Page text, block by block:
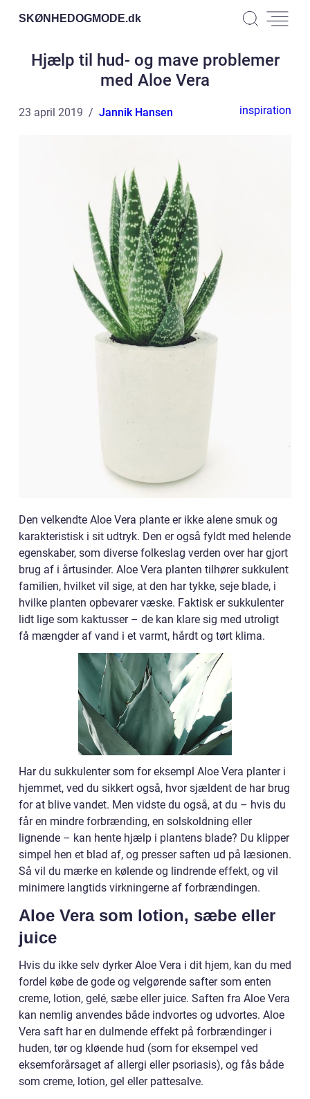
SKØNHEDOGMODE.dk
Hjælp til hud- og mave problemer
med Aloe Vera
23 april 2019 Jannik Hansen inspiration
Den velkendte Aloe Vera plante er ikke alene smuk og
karakteristisk i sit udtryk. Den er også fyldt med helende
egenskaber, som diverse folkeslag verden over har gjort
brug af i årtusinder. Aloe Vera planten tilhører sukkulent
familien, hvilket vil sige, at den har tykke, seje blade, i
hvilke planten opbevarer væske. Faktisk er sukkulenter
lidt lige som kaktusser – de kan klare sig med utroligt
få mængder af vand i et varmt, hårdt og tørt klima.
Har du sukkulenter som for eksempl Aloe Vera planter i
hjemmet, ved du sikkert også, hvor sjældent de har brug
for at blive vandet. Men vidste du også, at du – hvis du
får en mindre forbrænding, en solskoldning eller
lignende – kan hente hjælp i plantens blade? Du klipper
simpel hen et blad af, og presser saften ud på læsionen.
Så vil du mærke en kølende og lindrende effekt, og vil
minimere langtids virkningerne af forbrændingen.
Aloe Vera som lotion, sæbe eller
juice
Hvis du ikke selv dyrker Aloe Vera i dit hjem, kan du med
fordel købe de gode og velgørende safter som enten
creme, lotion, gelé, sæbe eller juice. Saften fra Aloe Vera
kan nemlig anvendes både indvortes og udvortes. Aloe
Vera saft har en dulmende effekt på forbrændinger i
huden, tør og kløende hud (som for eksempel ved
eksemforårsaget af allergi eller psoriasis), og fås både
som creme, lotion, gel eller pattesalve.